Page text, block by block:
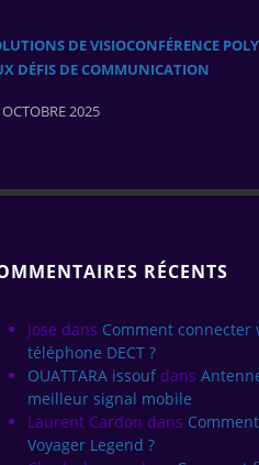
DE VISIOCONFÉRENCE
DÉFIS DE COMMUNICATION
2025
RÉCENTS
jose dans Comment connecter
téléphone DECT ?
OUATTARA issouf dans
meilleur signal mobile
Laurent Cardon dans
Voyager Legend ?